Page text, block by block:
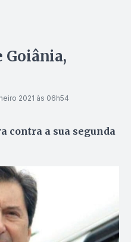
Goiânia,
2021 às 06h54
contra a sua segunda